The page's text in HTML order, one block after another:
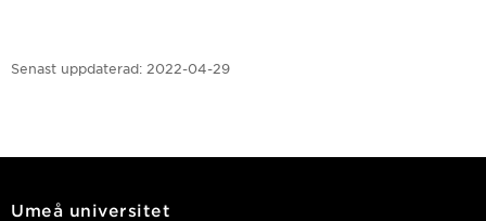
Senast uppdaterad: 2022-04-29
Umeå universitet